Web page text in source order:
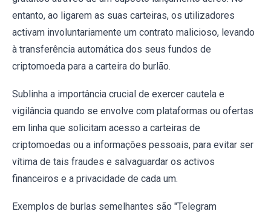
entanto, ao ligarem as suas carteiras, os utilizadores
activam involuntariamente um contrato malicioso, levando
à transferência automática dos seus fundos de
criptomoeda para a carteira do burlão.
Sublinha a importância crucial de exercer cautela e
vigilância quando se envolve com plataformas ou ofertas
em linha que solicitam acesso a carteiras de
criptomoedas ou a informações pessoais, para evitar ser
vítima de tais fraudes e salvaguardar os activos
financeiros e a privacidade de cada um.
Exemplos de burlas semelhantes são "Telegram